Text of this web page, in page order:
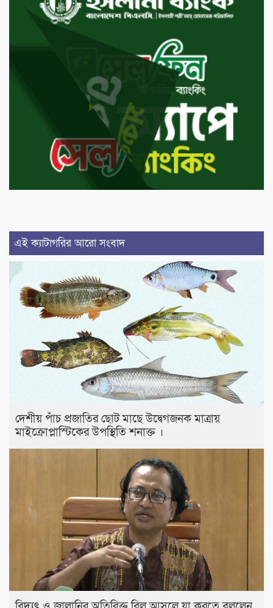
এই ক্যাটাগরির আরো সংবাদ
দেশীয় পাঁচ প্রজাতির ছোট মাছে উদ্বেগজনক মাত্রায়
মাইক্রোপ্লাস্টিকের উপস্থিতি শনাক্ত ।